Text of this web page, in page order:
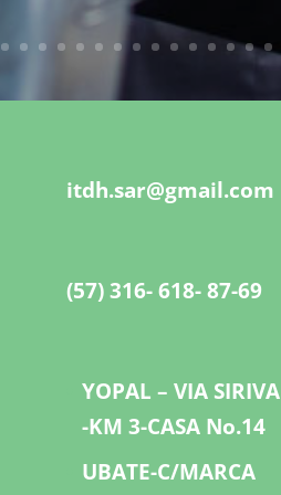
itdh.sar@gmail.com
(57) 316- 618- 87-69
YOPAL – VIA
-KM 3-CASA No.14
UBATE-C/MARCA